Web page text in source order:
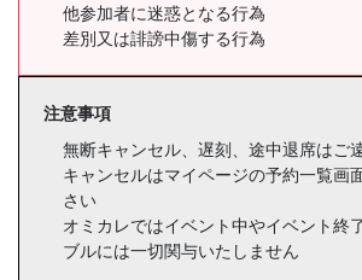
他参加者に迷惑となる行為
差別又は誹謗中傷する行為
注意事項
無断キャンセル、遅刻、途中退席はご
キャンセルはマイページの予約一覧画
さい
オミカレではイベント中やイベント終
ブルには一切関与いたしません